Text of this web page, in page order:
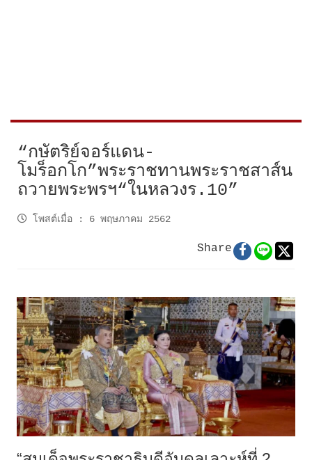
“กษัตริย์จอร์แดน-
โมร็อกโก”พระราชทานพระราชสาส์น
ถวายพระพรฯ“ในหลวงร.10”
โพสต์เมื่อ : 6 พฤษภาคม 2562
Share